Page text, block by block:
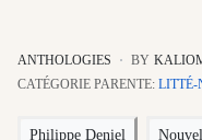
ANTHOLOGIES BY
CATÉGORIE PARENTE: LITTÉ-
Philippe Deniel